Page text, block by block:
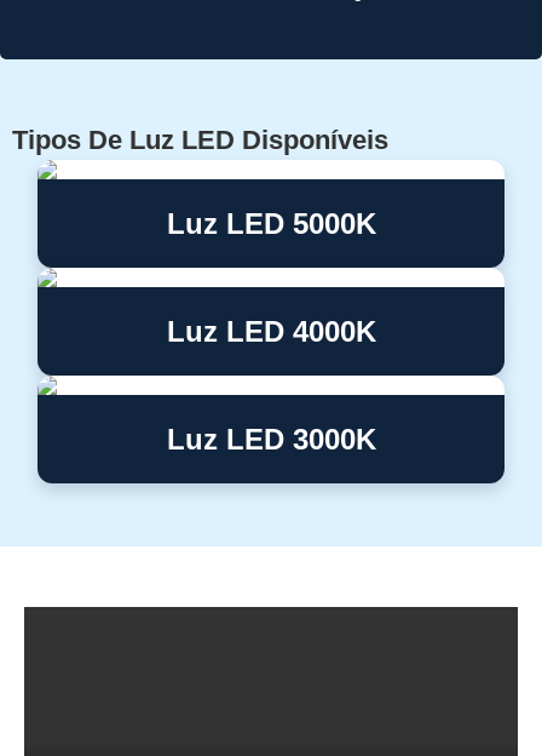
Tipos De Luz LED Disponíveis
Luz LED 5000K
Luz LED 4000K
Luz LED 3000K